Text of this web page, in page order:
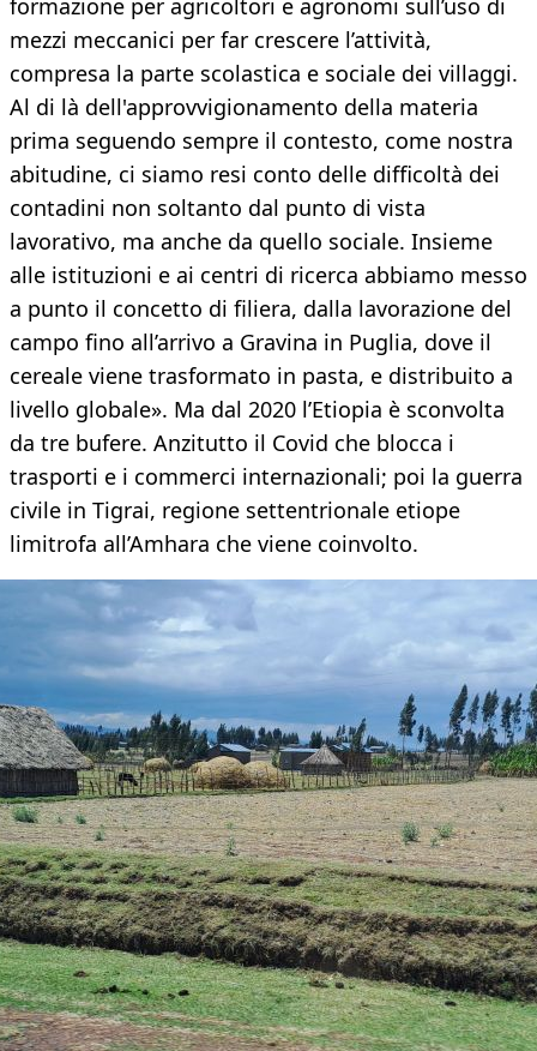
formazione per agricoltori e agronomi sull’uso di
mezzi meccanici per far crescere l’attività,
compresa la parte scolastica e sociale dei villaggi.
Al di là dell'approvvigionamento della materia
prima seguendo sempre il contesto, come nostra
abitudine, ci siamo resi conto delle difficoltà dei
contadini non soltanto dal punto di vista
lavorativo, ma anche da quello sociale. Insieme
alle istituzioni e ai centri di ricerca abbiamo messo
a punto il concetto di filiera, dalla lavorazione del
campo fino all’arrivo a Gravina in Puglia, dove il
cereale viene trasformato in pasta, e distribuito a
livello globale». Ma dal 2020 l’Etiopia è sconvolta
da tre bufere. Anzitutto il Covid che blocca i
trasporti e i commerci internazionali; poi la guerra
civile in Tigrai, regione settentrionale etiope
limitrofa all’Amhara che viene coinvolto.